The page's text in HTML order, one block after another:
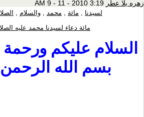
زهره بلا عطر
لسيدنا , مائة , محمد , والسلام ,
مائة دعاء لسيدنا محمد عليه
السلام عليكم ورحمة
بسم الله